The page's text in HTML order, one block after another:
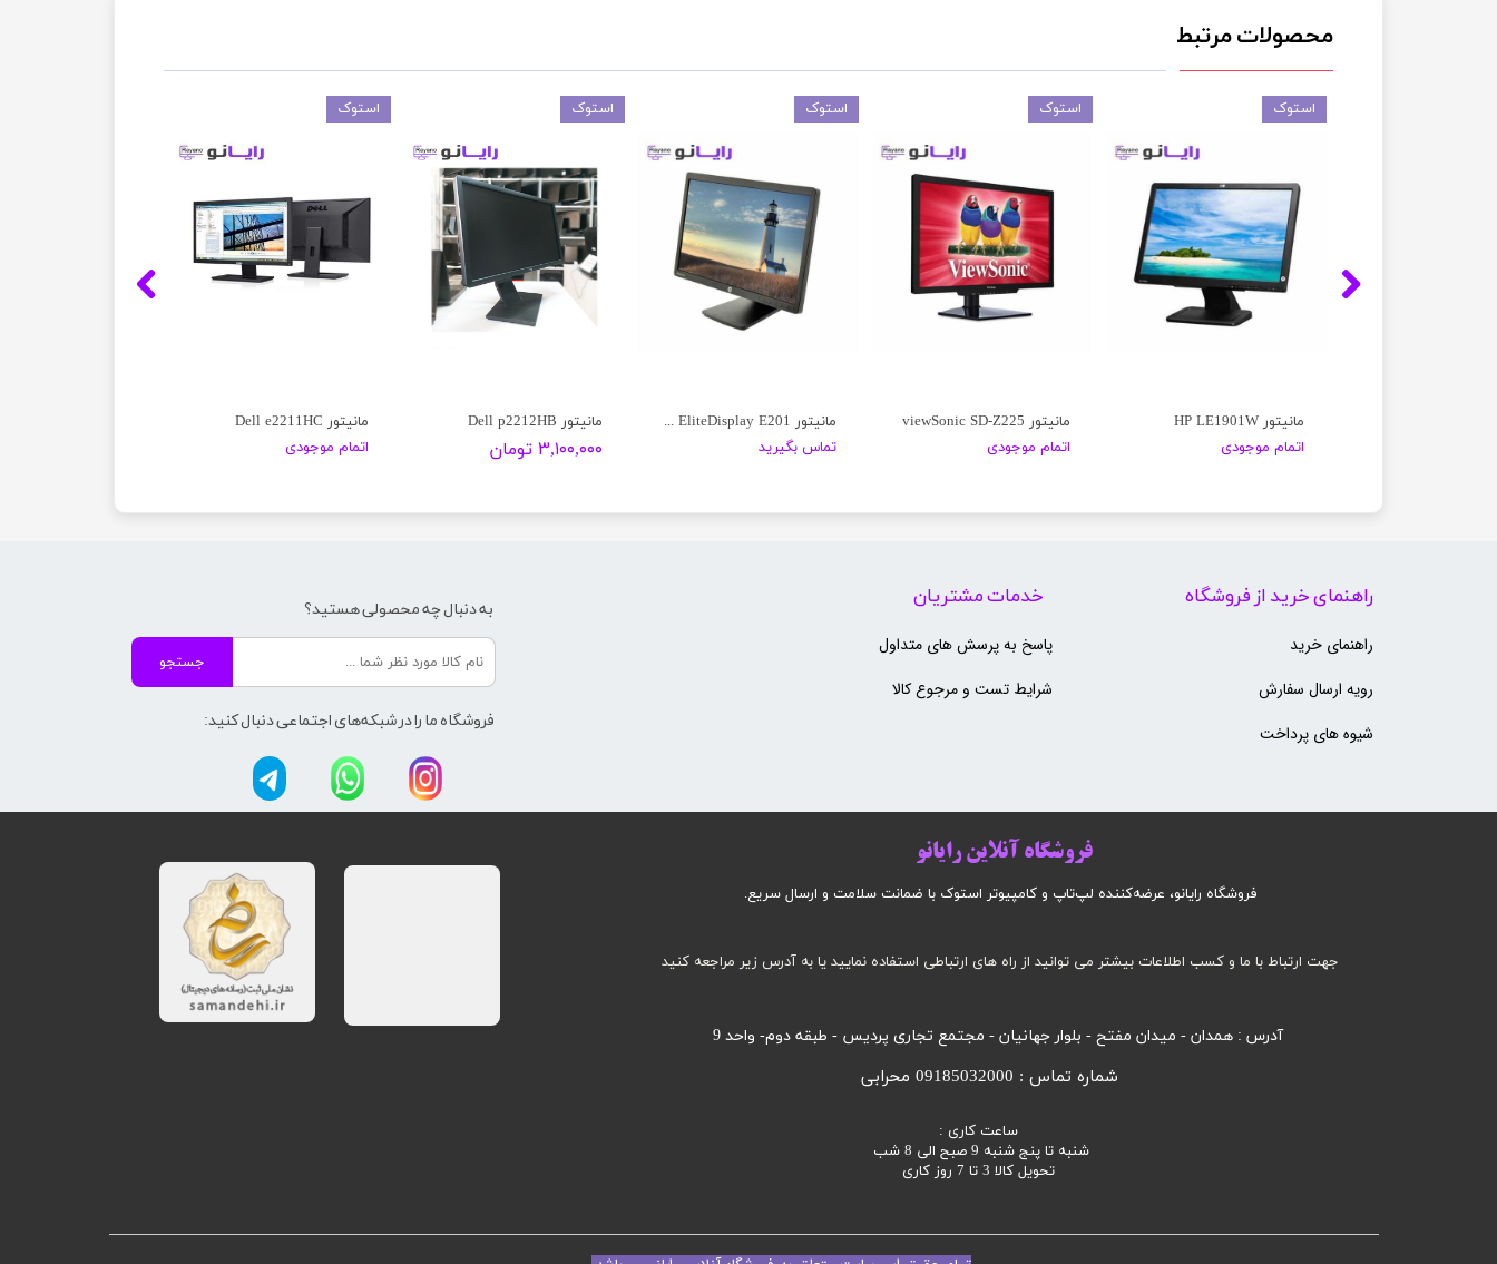
محصولات مرتبط
مانیتور Dell e2211HC
اتمام موجودی
استوک
مانیتور Dell p2212HB
۳,۱۰۰,۰۰۰ تومان
استوک
مانیتور HP EliteDisplay E201
تماس بگیرید
استوک
مانیتور viewSonic SD-Z225
اتمام موجودی
استوک
مانیتور HP LE1901W
اتمام موجودی
استوک
جهت ارتباط با ما و کسب اطلاعات بیشتر می توانید از راه های ارتباطی استفاده نمایید یا به آدرس زیر مراجعه کنید
آدرس : همدان - میدان مفتح - بلوار جهانیان - مجتمع تجاری پردیس - طبقه دوم- واحد 9
ساعت کاری :
شنبه تا پنج شنبه 9 صبح الی 8 شب
تحویل کالا 3 تا 7 روز کاری
شماره تماس : 09185032000 محرابی
فروشگاه رایانو، عرضه‌کننده لپ‌تاپ و کامپیوتر استوک با ضمانت سلامت و ارسال سریع.​​​​​​​​​​​​​​
فروشگاه آنلاین رایانو
راهنمای خرید از فروشگاه خدمات مشتریان به دنبال چه محصولی هستید؟
جستجو
فروشگاه ما را در شبکه‌های اجتماعی دنبال کنید:
رویه ارسال سفارش
راهنمای خرید
شیوه های پرداخت
پاسخ به پرسش های متداول
شرایط تست و مرجوع کالا